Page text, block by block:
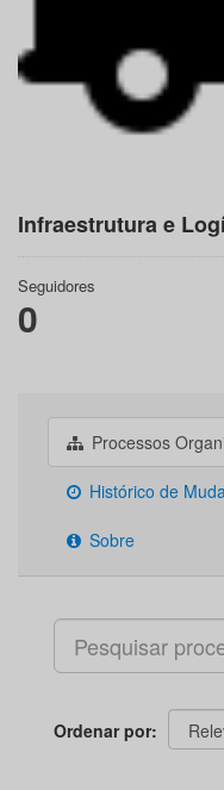
Infraestrutura e
Seguidores
0
Processos
Histórico de
Sobre
Ordenar por